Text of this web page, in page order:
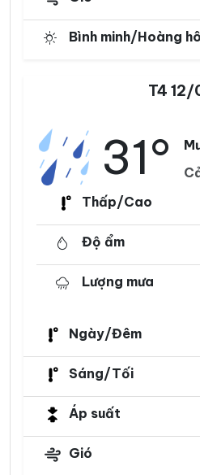
Bình minh/Hoàng
T4 12/
31°
Thấp/Cao
Độ ẩm
Lượng mưa
Ngày/Đêm
Sáng/Tối
Áp suất
Gió